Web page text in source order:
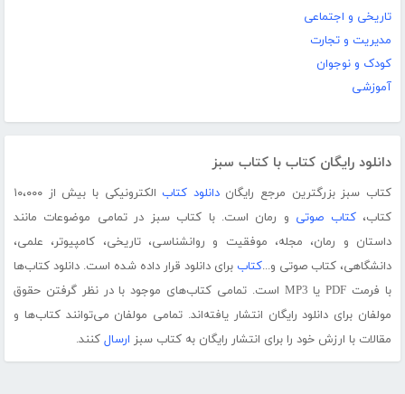
تاریخی و اجتماعی
مدیریت و تجارت
کودک و نوجوان
آموزشی
دانلود رایگان کتاب با کتاب سبز
کتاب سبز بزرگترین مرجع رایگاندانلود کتاب
الکترونیکی با بیش از ۱۰،۰۰۰
کتاب،کتاب صوتی و رمان است. با کتاب سبز در تمامی موضوعات مانند
داستان و رمان، مجله، موفقیت و روانشناسی، تاریخی، کامپیوتر، علمی،
دانشگاهی، کتاب صوتی و...کتاب برای دانلود قرار داده شده است. دانلود کتاب‌ها
با فرمت PDF یا MP3 است. تمامی کتاب‌های موجود با در نظر گرفتن حقوق
مولفان برای دانلود رایگان انتشار یافته‌اند. تمامی مولفان می‌توانند کتاب‌ها و
مقالات با ارزش خود را برای انتشار رایگان به کتاب سبز ارسال کنند.